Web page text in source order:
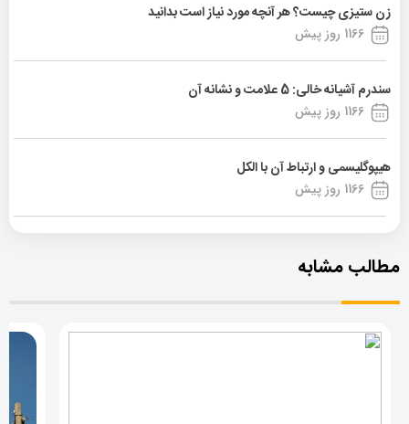
زن ستیزی چیست؟ هر آنچه مورد نیاز است بدانید
1166 روز پیش
سندرم آشیانه خالی: 5 علامت و نشانه آن
1166 روز پیش
هیپوگلیسمی و ارتباط آن با الکل
1166 روز پیش
مطالب مشابه